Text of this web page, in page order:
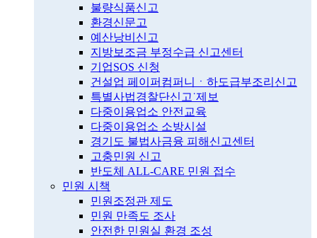
불량식품신고
환경신문고
예산낭비신고
지방보조금 부정수급 신고센터
기업SOS 신청
건설업 페이퍼컴퍼니ㆍ하도급부조리신고
특별사법경찰단신고˙제보
다중이용업소 안전교육
다중이용업소 소방시설
경기도 불법사금융 피해신고센터
고충민원 신고
반도체 ALL-CARE 민원 접수
민원 시책
민원조정관 제도
민원 만족도 조사
안전한 민원실 환경 조성